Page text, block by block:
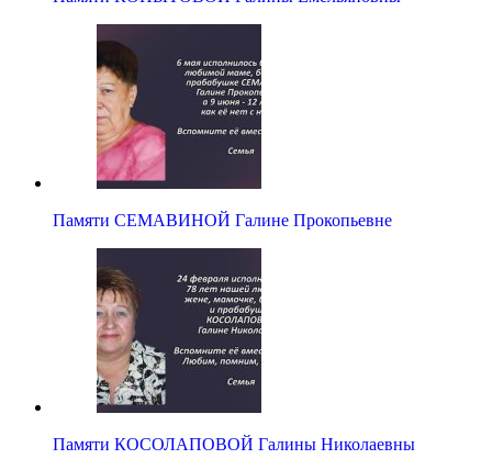
Памяти СЕМАВИНОЙ Галине Прокопьевне
Памяти КОСОЛАПОВОЙ Галины Николаевны